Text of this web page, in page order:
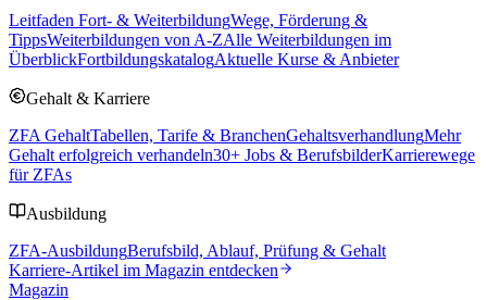
Leitfaden Fort- & WeiterbildungWege, Förderung &
TippsWeiterbildungen von A-ZAlle Weiterbildungen im
ÜberblickFortbildungskatalogAktuelle Kurse & Anbieter
Gehalt & Karriere
ZFA GehaltTabellen, Tarife & BranchenGehaltsverhandlungMehr
Gehalt erfolgreich verhandeln30+ Jobs & BerufsbilderKarrierewege
für ZFAs
Ausbildung
ZFA-AusbildungBerufsbild, Ablauf, Prüfung & Gehalt
Karriere-Artikel im Magazin entdecken
Magazin